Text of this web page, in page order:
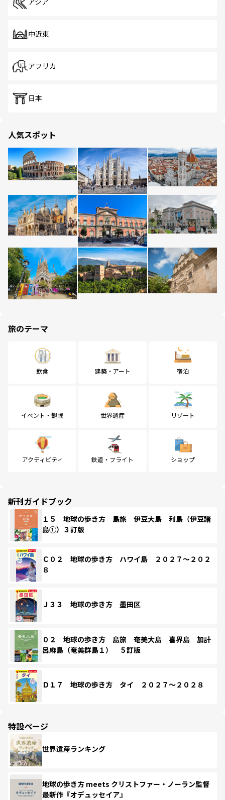
アジア
中近東
アフリカ
日本
人気スポット
旅のテーマ
飲食 建築・アート 宿泊
イベント・観戦 世界遺産 リゾート
アクティビティ 鉄道・フライト ショップ
新刊ガイドブック
１５ 地球の歩き方 島旅 伊豆大島 利島（伊豆諸
島①）３訂版
Ｃ０２ 地球の歩き方 ハワイ島 ２０２７～２０２
８
Ｊ３３ 地球の歩き方 墨田区
０２ 地球の歩き方 島旅 奄美大島 喜界島 加計
呂麻島（奄美群島１） ５訂版
Ｄ１７ 地球の歩き方 タイ ２０２７～２０２８
特設ページ
世界遺産ランキング
地球の歩き方 meets クリストファー・ノーラン監督
最新作『オデュッセイア』